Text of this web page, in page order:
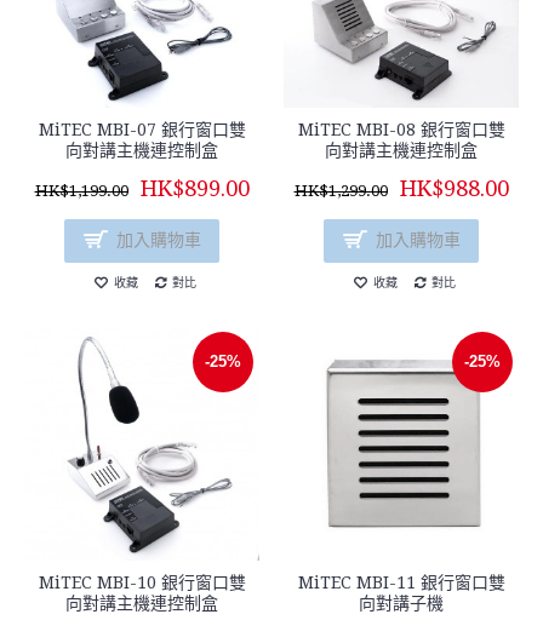
MiTEC MBI-07 銀行窗口雙
向對講主機連控制盒
HK$1,199.00 HK$899.00
加入購物車
收藏 對比
MiTEC MBI-08 銀行窗口雙
向對講主機連控制盒
HK$1,299.00 HK$988.00
加入購物車
收藏 對比
-25%
MiTEC MBI-10 銀行窗口雙
向對講主機連控制盒
-25%
MiTEC MBI-11 銀行窗口雙
向對講子機